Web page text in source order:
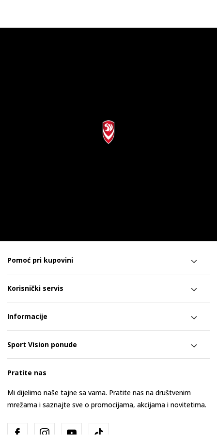
Pomoć pri kupovini
Korisnički servis
Informacije
Sport Vision ponude
Pratite nas
Mi dijelimo naše tajne sa vama. Pratite nas na društvenim
mrežama i saznajte sve o promocijama, akcijama i novitetima.